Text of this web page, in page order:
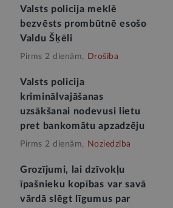
Valsts policija meklē
bezvēsts prombūtnē esošo
Valdu Šķēli
Pirms 2 dienām, Drošība
Valsts policija
kriminālvajāšanas
uzsākšanai nodevusi lietu
pret bankomātu apzadzēju
Pirms 2 dienām, Noziedzība
Grozījumi, lai dzīvokļu
īpašnieku kopības var savā
vārdā slēgt līgumus par